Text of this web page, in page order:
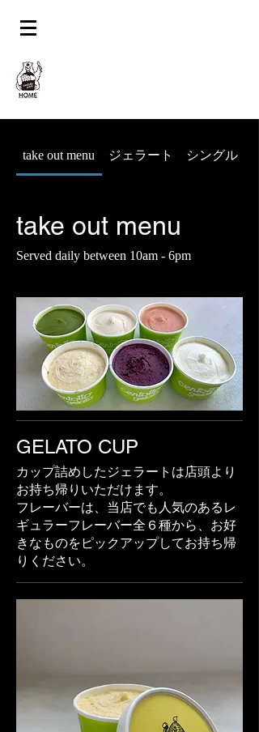
take out menu ジェラート シングル
take out menu
Served daily between 10am - 6pm
GELATO CUP
カップ詰めしたジェラートは店頭より
お持ち帰りいただけます。
フレーバーは、当店でも人気のあるレ
ギュラーフレーバー全６種から、お好
きなものをピックアップしてお持ち帰
りください。